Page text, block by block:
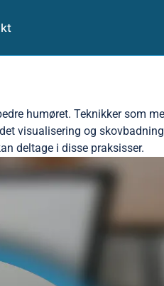
humøret. Teknikker som
visualisering og
deltage i disse praksisser.